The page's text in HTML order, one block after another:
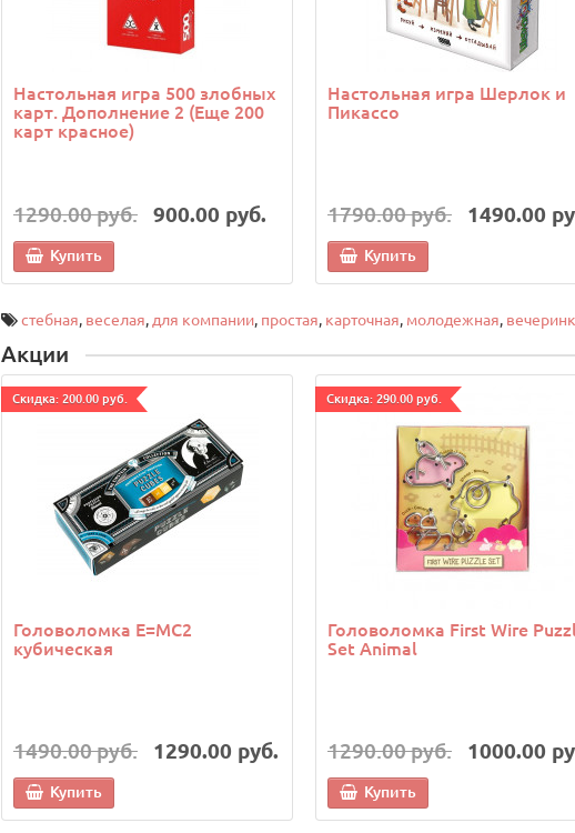
Настольная игра 500 злобных
карт. Дополнение 2 (Еще 200
карт красное)
1290.00 руб. 900.00 руб.
Купить
Настольная игра Шерлок и
Пикассо
1790.00 руб. 1490.00
Купить
стебная, веселая, для компании, простая, карточная, молодежная,
Акции
Cкидка: 200.00 руб.
Головоломка E=MC2
кубическая
1490.00 руб. 1290.00 руб.
Купить
Cкидка: 290.00 руб.
Головоломка First Wire
Set Animal
1290.00 руб. 1000.00
Купить